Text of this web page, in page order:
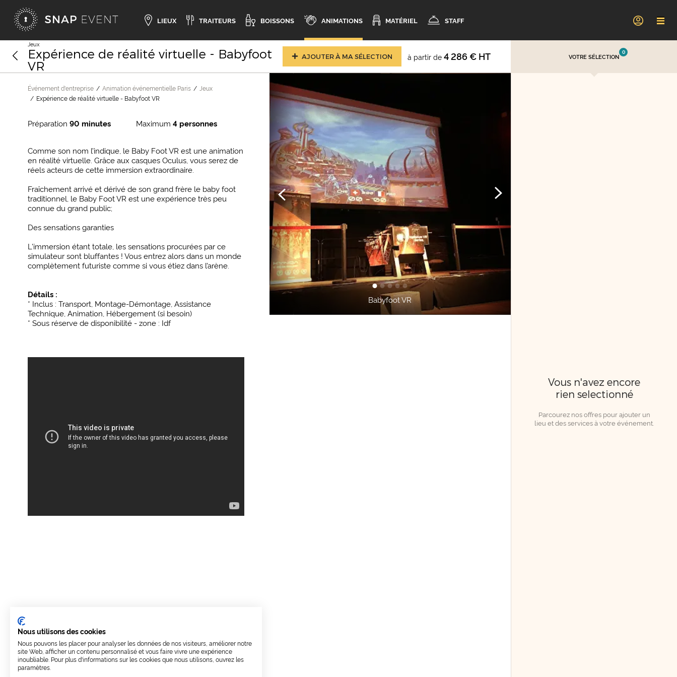
LIEUX TRAITEURS BOISSONS ANIMATIONS MATÉRIEL STAFF
Jeux
Expérience de réalité virtuelle - Babyfoot
VR
AJOUTER À MA SÉLECTION à partir de 4 286 € HT
Événement d'entreprise Animation événementielle Paris
Jeux
Expérience de réalité virtuelle - Babyfoot VR
Préparation 90 minutes Maximum 4 personnes
Comme son nom l’indique, le Baby Foot VR est une animation
en réalité virtuelle. Grâce aux casques Oculus, vous serez de
réels acteurs de cette immersion extraordinaire.
Fraîchement arrivé et dérivé de son grand frère le baby foot
traditionnel, le Baby Foot VR est une expérience très peu
connue du grand public;
Des sensations garanties
L'immersion étant totale, les sensations procurées par ce
simulateur sont bluffantes ! Vous entrez alors dans un monde
complètement futuriste comme si vous étiez dans l’arène.
Détails :
* Inclus : Transport, Montage-Démontage, Assistance
Technique, Animation, Hébergement (si besoin)
* Sous réserve de disponibilité - zone : Idf
Babyfoot VR
VOTRE SÉLECTION
0
Vous n'avez encore
rien selectionné
Parcourez nos offres pour ajouter un
lieu et des services à votre événement.
Nous utilisons des cookies
Nous pouvons les placer pour analyser les données de nos visiteurs, améliorer notre
site Web, afficher un contenu personnalisé et vous faire vivre une expérience
inoubliable. Pour plus d'informations sur les cookies que nous utilisons, ouvrez les
paramètres.